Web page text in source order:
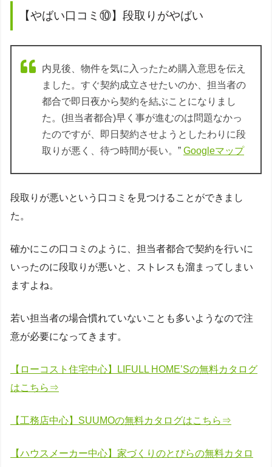
【やばい口コミ⑩】段取りがやばい
内見後、物件を気に入ったため購入意思を伝え
ました。 すぐ契約成立させたいのか、担当者の
都合で即日夜から契約を結ぶことになりまし
た。(担当者都合)早く事が進むのは問題なかっ
たのですが、即日契約させようとしたわりに段
取りが悪く、待つ時間が長い。” Googleマップ
段取りが悪いという口コミを見つけることができまし
た。
確かにこの口コミのように、担当者都合で契約を行いに
いったのに段取りが悪いと、ストレスも溜まってしまい
ますよね。
若い担当者の場合慣れていないことも多いようなので注
意が必要になってきます。
【ローコスト住宅中心】LIFULL HOME’Sの無料カタログ
はこちら⇒
【工務店中心】SUUMOの無料カタログはこちら⇒
【ハウスメーカー中心】家づくりのとびらの無料カタロ